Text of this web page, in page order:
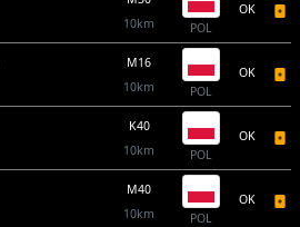
10km
POL
OK
M16
10km
POL
OK
K40
10km
POL
OK
M40
10km
POL
OK